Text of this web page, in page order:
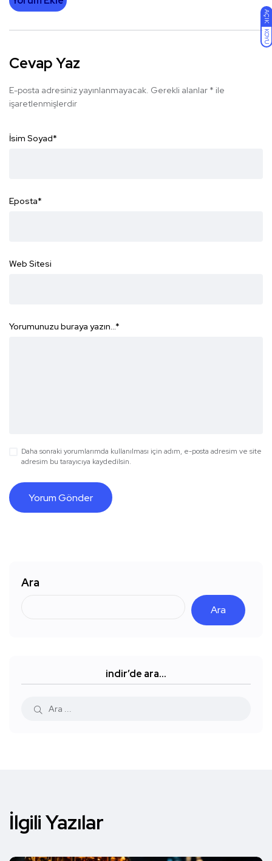
AÇIK
KOYU
Cevap Yaz
E-posta adresiniz yayınlanmayacak. Gerekli alanlar * ile
işaretlenmişlerdir
İsim Soyad*
Eposta*
Web Sitesi
Yorumunuzu buraya yazın...*
Daha sonraki yorumlarımda kullanılması için adım, e-posta adresim ve site
adresim bu tarayıcıya kaydedilsin.
Ara
Ara
indir’de ara…
İlgili Yazılar